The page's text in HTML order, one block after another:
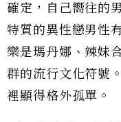
確定，自己嚮往的
特質的異性戀男性
樂是瑪丹娜、辣妹
群的流行文化符號
裡顯得格外孤單。